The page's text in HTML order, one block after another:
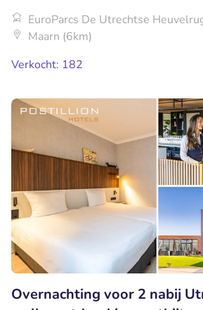
EuroParcs De Utrechtse
Maarn (6km)
Verkocht: 182
Overnachting voor 2 nabij